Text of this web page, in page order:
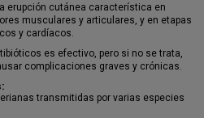
erupción cutánea característica en
musculares y articulares, y en etapas
y cardíacos.
es efectivo, pero si no se trata,
complicaciones graves y crónicas.
transmitidas por varias especies